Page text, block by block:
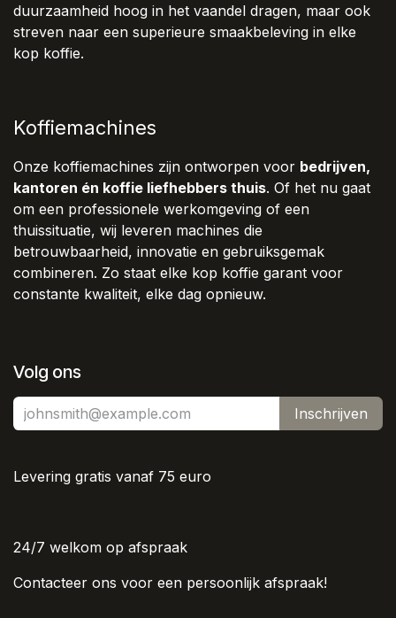
duurzaamheid hoog in het vaandel dragen, maar ook
streven naar een superieure smaakbeleving in elke
kop koffie.
Koffiemachines
Onze koffiemachines zijn ontworpen voor bedrijven,
kantoren én koffie liefhebbers thuis. Of het nu gaat
om een professionele werkomgeving of een
thuissituatie, wij leveren machines die
betrouwbaarheid, innovatie en gebruiksgemak
combineren. Zo staat elke kop koffie garant voor
constante kwaliteit, elke dag opnieuw.
Volg ons
Inschrijven
Levering gratis vanaf 75 euro
24/7 welkom op afspraak
Contacteer ons voor een persoonlijk afspraak!